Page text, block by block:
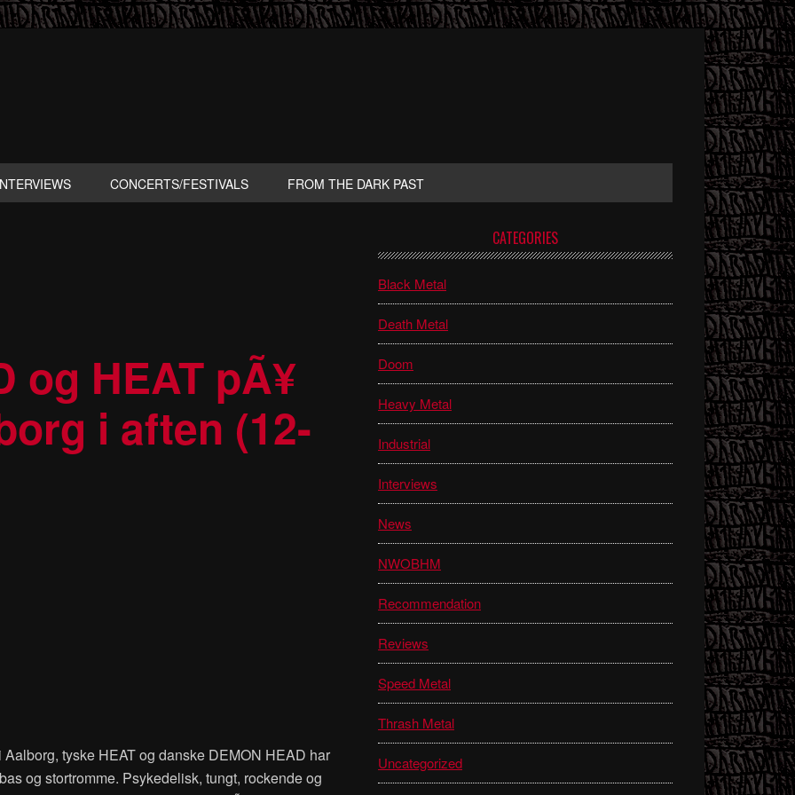
CONCERTS/FESTIVALS FROM THE DARK PAST
og HEAT pÃ¥
i aften (12-
tyske HEAT og danske DEMON HEAD har
og stortromme. Psykedelisk, tungt, rockende og
Sidebar
CATEGORIES
Black Metal
Death Metal
Doom
Heavy Metal
Industrial
Interviews
News
NWOBHM
Recommendation
Reviews
Speed Metal
Thrash Metal
Uncategorized